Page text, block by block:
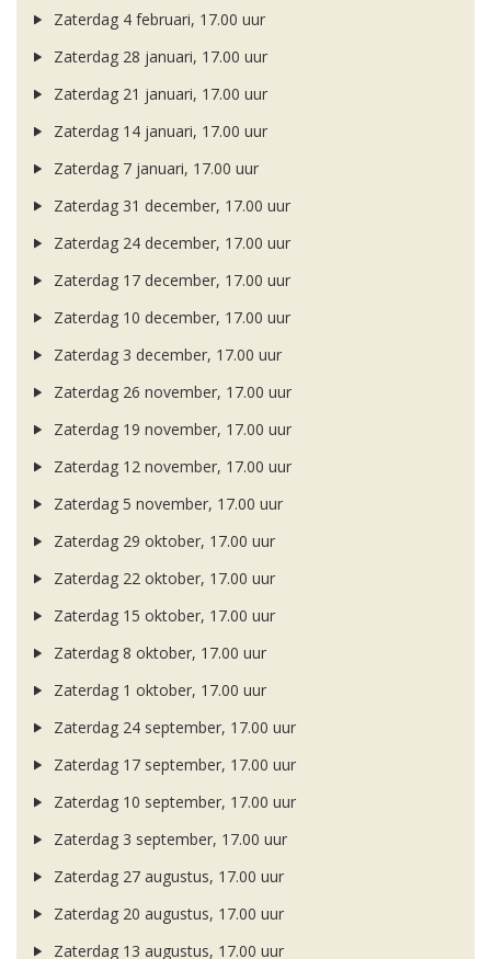
Zaterdag 4 februari, 17.00 uur
Zaterdag 28 januari, 17.00 uur
Zaterdag 21 januari, 17.00 uur
Zaterdag 14 januari, 17.00 uur
Zaterdag 7 januari, 17.00 uur
Zaterdag 31 december, 17.00 uur
Zaterdag 24 december, 17.00 uur
Zaterdag 17 december, 17.00 uur
Zaterdag 10 december, 17.00 uur
Zaterdag 3 december, 17.00 uur
Zaterdag 26 november, 17.00 uur
Zaterdag 19 november, 17.00 uur
Zaterdag 12 november, 17.00 uur
Zaterdag 5 november, 17.00 uur
Zaterdag 29 oktober, 17.00 uur
Zaterdag 22 oktober, 17.00 uur
Zaterdag 15 oktober, 17.00 uur
Zaterdag 8 oktober, 17.00 uur
Zaterdag 1 oktober, 17.00 uur
Zaterdag 24 september, 17.00 uur
Zaterdag 17 september, 17.00 uur
Zaterdag 10 september, 17.00 uur
Zaterdag 3 september, 17.00 uur
Zaterdag 27 augustus, 17.00 uur
Zaterdag 20 augustus, 17.00 uur
Zaterdag 13 augustus, 17.00 uur